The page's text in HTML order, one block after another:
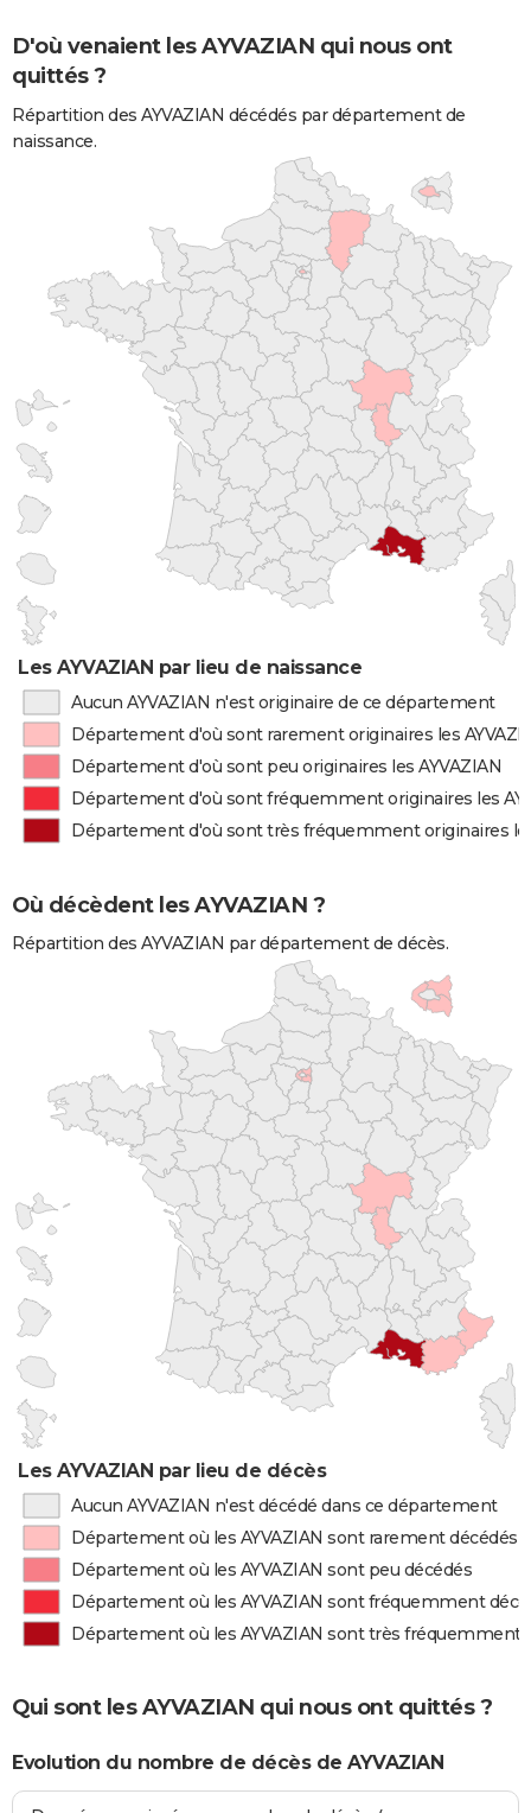
D'où venaient les AYVAZIAN qui nous ont
quittés ?
Répartition des AYVAZIAN décédés par département de
naissance.
Les AYVAZIAN par lieu de naissance
Aucun AYVAZIAN n'est originaire de ce département
Département d'où sont rarement originaires les
Département d'où sont peu originaires les AYVAZIAN
Département d'où sont fréquemment originaires les
Département d'où sont très fréquemment originaires
Où décèdent les AYVAZIAN ?
Répartition des AYVAZIAN par département de décès.
Les AYVAZIAN par lieu de décès
Aucun AYVAZIAN n'est décédé dans ce département
Département où les AYVAZIAN sont rarement décédés
Département où les AYVAZIAN sont peu décédés
Département où les AYVAZIAN sont fréquemment
Département où les AYVAZIAN sont très fréquemment
Qui sont les AYVAZIAN qui nous ont quittés ?
Evolution du nombre de décès de AYVAZIAN